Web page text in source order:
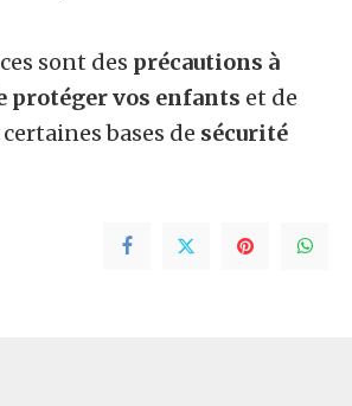
sont des précautions à
protéger vos enfants et de
bases de sécurité